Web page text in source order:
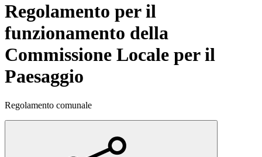
Regolamento per il
funzionamento della
Commissione Locale per il
Paesaggio
Regolamento comunale